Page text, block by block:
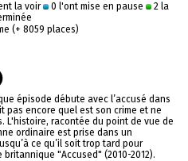
la voir 0 l'ont mise en pause
2 la
(+ 8059 places)
épisode débute avec l’accusé dans
pas encore quel est son crime et ne
L'histoire, racontée du point de vue de
ordinaire est prise dans un
ce qu’il soit trop tard pour
"Accused" (2010-2012).